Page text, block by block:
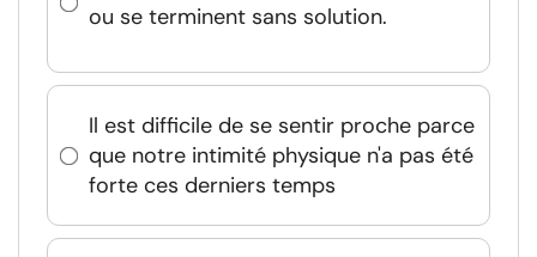
ou se terminent sans solution.
Il est difficile de se sentir proche parce
que notre intimité physique n'a pas été
forte ces derniers temps